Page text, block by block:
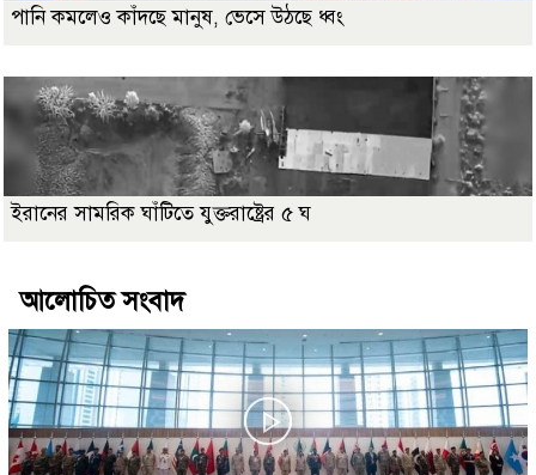
পানি কমলেও কাঁদছে মানুষ, ভেসে উঠছে ধ্বং
ইরানের সামরিক ঘাঁটিতে যুক্তরাষ্ট্রের ৫ ঘ
আলোচিত সংবাদ